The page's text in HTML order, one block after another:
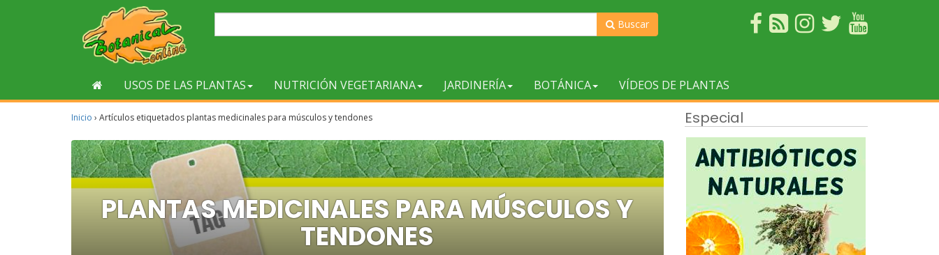
Buscar
USOS DE LAS PLANTAS NUTRICIÓN VEGETARIANA JARDINERÍA BOTÁNICA VÍDEOS DE PLANTAS
Inicio › Artículos etiquetados plantas medicinales para músculos y tendones
PLANTAS MEDICINALES PARA MÚSCULOS Y
TENDONES
Especial